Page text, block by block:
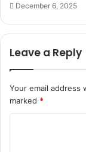
December 6, 2025
Leave a Reply
Your email address
marked *